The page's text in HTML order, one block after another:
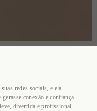
redes sociais, e ela
conexão e confiança
divertida e profissional